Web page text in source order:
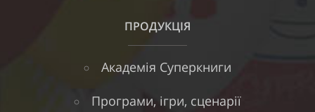
ПРОДУКЦІЯ
Академія Суперкниги
Програми, ігри, сценарії